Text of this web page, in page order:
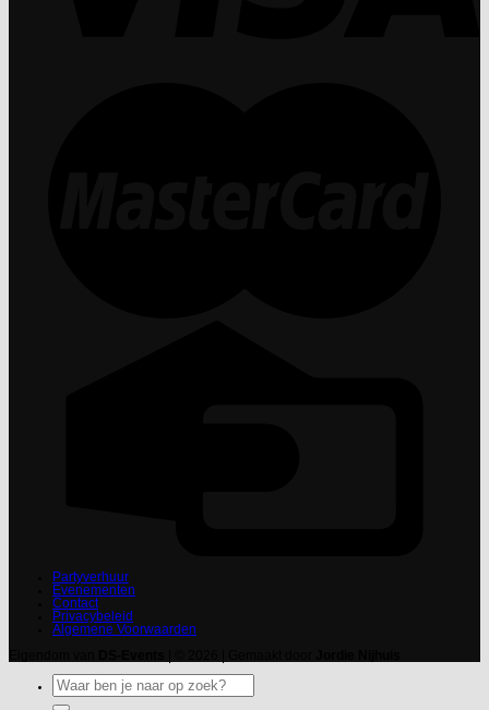
Partyverhuur
Evenementen
Contact
Privacybeleid
Algemene Voorwaarden
Zoeken
naar: